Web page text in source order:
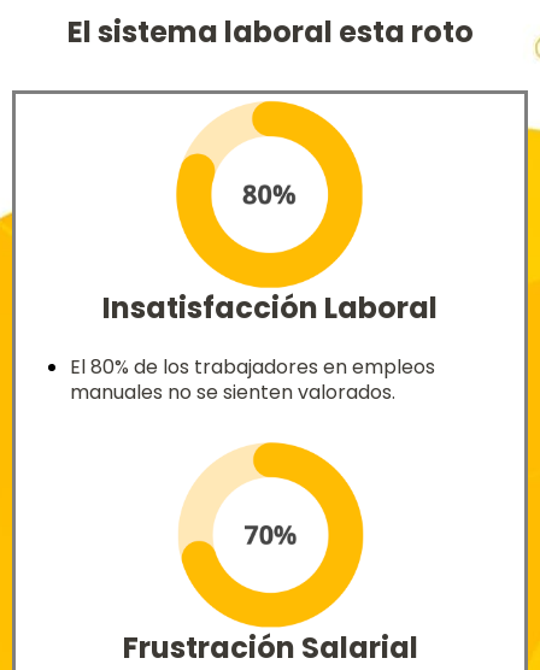
El sistema laboral esta roto
Insatisfacción Laboral
El 80% de los trabajadores en empleos
manuales no se sienten valorados.
Frustración Salarial